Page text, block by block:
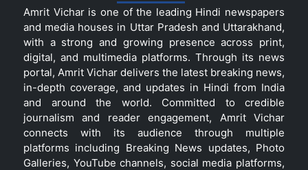
Amrit Vichar is one of the leading Hindi newspapers
and media houses in Uttar Pradesh and Uttarakhand,
with a strong and growing presence across print,
digital, and multimedia platforms. Through its news
portal, Amrit Vichar delivers the latest breaking news,
in-depth coverage, and updates in Hindi from India
and around the world. Committed to credible
journalism and reader engagement, Amrit Vichar
connects with its audience through multiple
platforms including Breaking News updates, Photo
Galleries, YouTube channels, social media platforms,